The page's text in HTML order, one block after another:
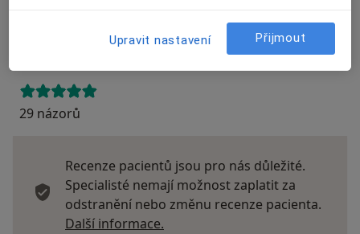
Přidejte svůj názor
29 názorů
Recenze pacientů jsou pro nás důležité.
Specialisté nemají možnost zaplatit za
odstranění nebo změnu recenze pacienta.
Další informace.
Upravit nastavení Přijmout